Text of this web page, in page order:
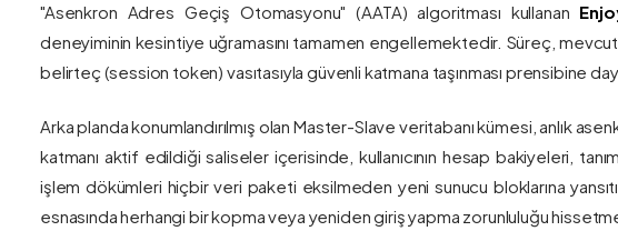
"Asenkron Adres Geçiş Otomasyonu" (AATA) algoritması kullanan
deneyiminin kesintiye uğramasını tamamen engellemektedir. Süreç,
belirteç (session token) vasıtasıyla güvenli katmana taşınması prensibine
Arka planda konumlandırılmış olan Master-Slave veritabanı kümesi, anlık
katmanı aktif edildiği saliseler içerisinde, kullanıcının hesap bakiyeleri,
işlem dökümleri hiçbir veri paketi eksilmeden yeni sunucu bloklarına
esnasında herhangi bir kopma veya yeniden giriş yapma zorunluluğu